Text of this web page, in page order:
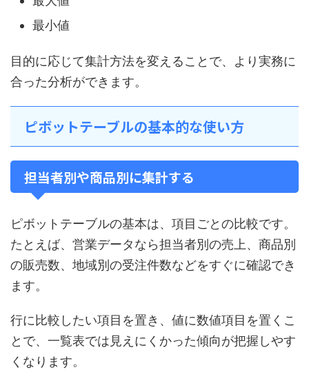
最小値
目的に応じて集計方法を変えることで、より実務に
合った分析ができます。
ピボットテーブルの基本的な使い方
担当者別や商品別に集計する
ピボットテーブルの基本は、項目ごとの比較です。
たとえば、営業データなら担当者別の売上、商品別
の販売数、地域別の受注件数などをすぐに確認でき
ます。
行に比較したい項目を置き、値に数値項目を置くこ
とで、一覧表では見えにくかった傾向が把握しやす
くなります。